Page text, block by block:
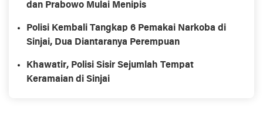
dan Prabowo Mulai Menipis
Polisi Kembali Tangkap 6 Pemakai Narkoba di
Sinjai, Dua Diantaranya Perempuan
Khawatir, Polisi Sisir Sejumlah Tempat
Keramaian di Sinjai